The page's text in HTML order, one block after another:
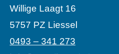
Willige Laagt 16
5757 PZ Liessel
0493 – 341 273